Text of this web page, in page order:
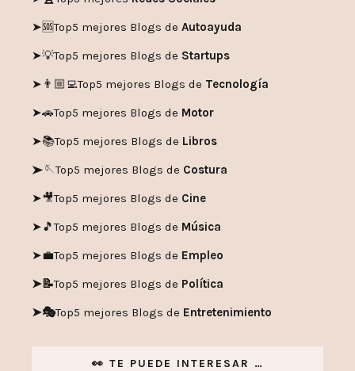
➤🪙Top5 mejores Blogs de Criptomonedas
➤💵Top5 mejores Blogs para Ganar Dinero
➤🏆Top5 mejores
Redes Sociales
➤🆘Top5 mejores Blogs de Autoayuda
➤💡Top5 mejores Blogs de
Startups
➤👨🏼‍💻Top5 mejores Blogs de Tecnología
➤🚗Top5 mejores Blogs de
Motor
➤📚Top5 mejores Blogs de Libros
➤🪡Top5 mejores Blogs deCostura
➤🎥Top5 mejores Blogs de Cine
➤🎵Top5 mejores Blogs de
Música
Top5 mejores Blogs dePolítica